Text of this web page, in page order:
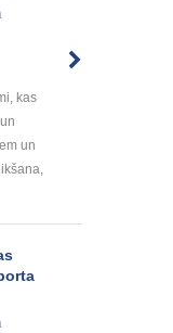
kas
un